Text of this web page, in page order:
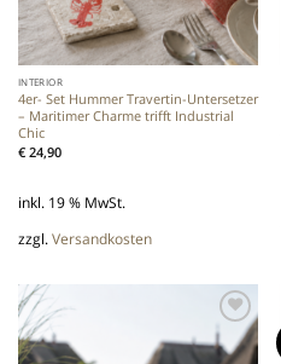
INTERIOR
4er- Set Hummer Travertin-Untersetzer
– Maritimer Charme trifft Industrial
Chic
€24,90
inkl. 19 % MwSt.
zzgl.Versandkosten